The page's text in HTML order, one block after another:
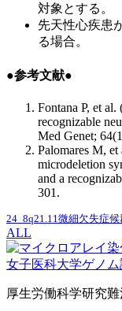
対象とする。
先天性心疾患
る場合。
●参考文献●
Fontana P, et
recognizable
Med Genet;
Palomares M,
microdeletion
and a
301.
24_8q21.11微細欠失症候
ALL
厚生労働科学研究